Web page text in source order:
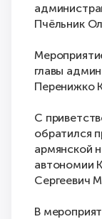
Пчёльник
главы
Перенижко
С
обратился
армянской
автономии
Сергеевич
В